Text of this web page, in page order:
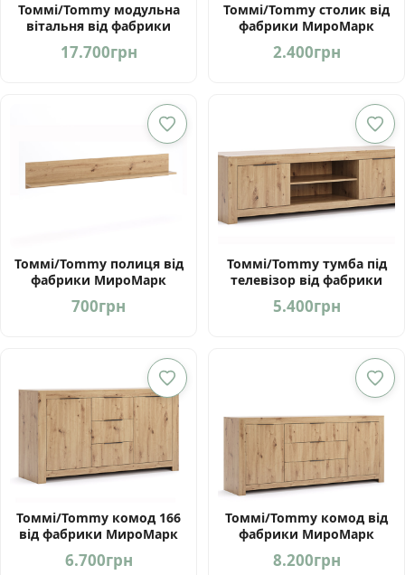
Томмі/Tommy модульна
вітальня від фабрики
МироМарк Україна
17.700грн
Томмі/Tommy столик від
фабрики МироМарк
Україна
2.400грн
Томмі/Tommy полиця від
фабрики МироМарк
Україна
700грн
Томмі/Tommy тумба під
телевізор від фабрики
МироМарк Україна
5.400грн
Томмі/Tommy комод 166
від фабрики МироМарк
Україна
6.700грн
Томмі/Tommy комод від
фабрики МироМарк
Україна
8.200грн